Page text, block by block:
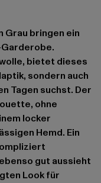
Grau bringen ein
bietet dieses
sondern auch
Tagen suchst. Der
ohne
locker
Hemd. Ein
gut aussieht
Look für